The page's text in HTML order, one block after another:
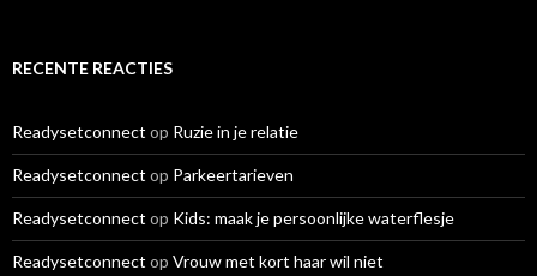
RECENTE REACTIES
Readysetconnect op Ruzie in je relatie
Readysetconnect op Parkeertarieven
Readysetconnect op Kids: maak je persoonlijke waterflesje
Readysetconnect op Vrouw met kort haar wil niet